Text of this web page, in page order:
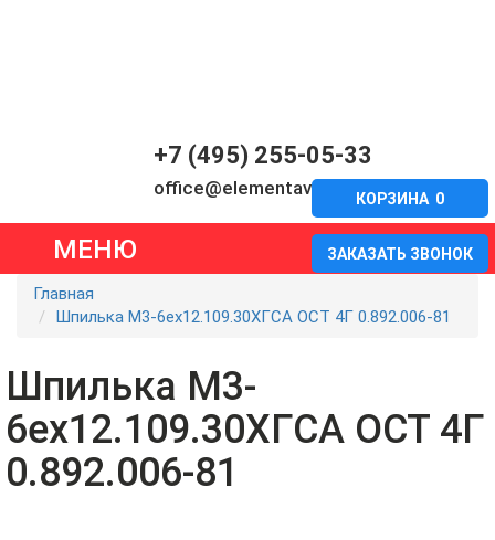
+7 (495) 255-05-33
office@elementavia.ru
ЗАКАЗАТЬ ЗВОНОК
КОРЗИНА 0
МЕНЮ
Главная
Шпилька М3-6ех12.109.30ХГСА ОСТ 4Г 0.892.006-81
Шпилька М3-
6ех12.109.30ХГСА ОСТ 4Г
0.892.006-81